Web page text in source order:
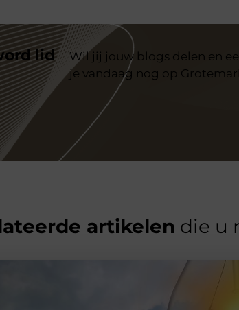
lid
Wil jij jouw blogs delen en
je vandaag nog op
artikelen die u